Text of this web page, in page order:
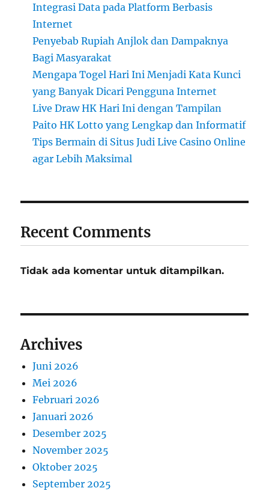
Integrasi Data pada Platform Berbasis
Internet
Penyebab Rupiah Anjlok dan Dampaknya
Bagi Masyarakat
Mengapa Togel Hari Ini Menjadi Kata Kunci
yang Banyak Dicari Pengguna Internet
Live Draw HK Hari Ini dengan Tampilan
Paito HK Lotto yang Lengkap dan Informatif
Tips Bermain di Situs Judi Live Casino Online
agar Lebih Maksimal
Recent Comments
Tidak ada komentar untuk ditampilkan.
Archives
Juni 2026
Mei 2026
Februari 2026
Januari 2026
Desember 2025
November 2025
Oktober 2025
September 2025